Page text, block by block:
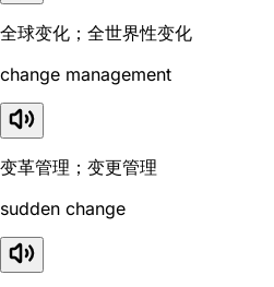
全球变化；全世界性变化
change management
变革管理；变更管理
sudden change